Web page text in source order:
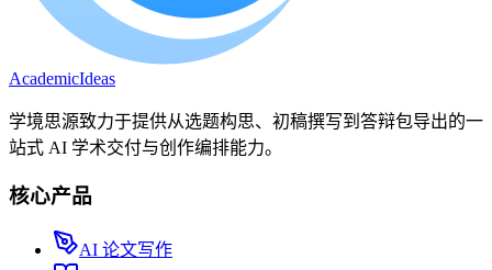
AcademicIdeas
学境思源致力于提供从选题构思、初稿撰写到答辩包导出的一
站式 AI 学术交付与创作编排能力。
核心产品
AI 论文写作